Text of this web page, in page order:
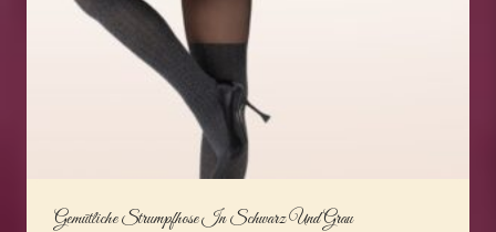
Gemütliche Strumpfhose In Schwarz Und Grau